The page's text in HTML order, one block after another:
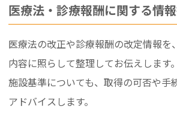
医療法・診療報酬に関する情
医療法の改正や診療報酬の改定情報を
内容に照らして整理してお伝えします
施設基準についても、取得の可否や手
アドバイスします。